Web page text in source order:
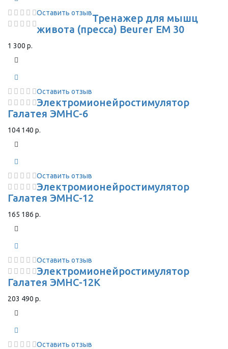
Оставить отзывТренажер для мышц
живота (пресса) Beurer EM 30
1 300 р.
Оставить отзыв
Электромионейростимулятор
Галатея ЭМНС-6
104 140 р.
Оставить отзыв
Электромионейростимулятор
Галатея ЭМНС-12
165 186 р.
Оставить отзыв
Электромионейростимулятор
Галатея ЭМНС-12К
203 490 р.
Оставить отзыв